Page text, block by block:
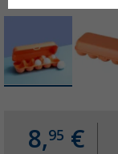
8,95 €